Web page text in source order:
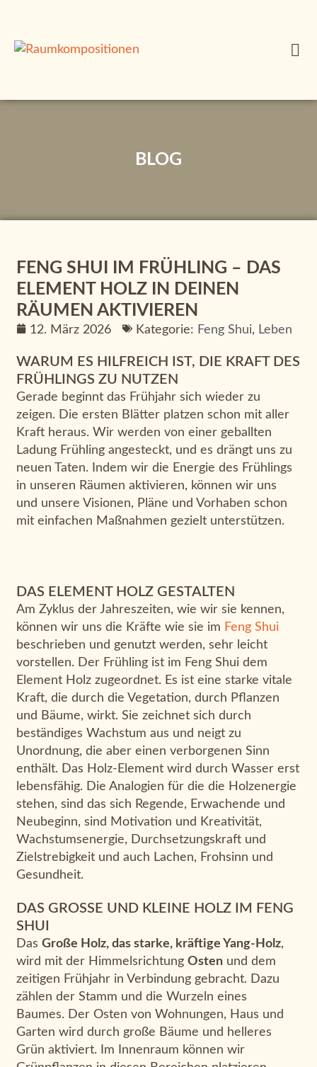
BLOG
FENG SHUI IM FRÜHLING – DAS
ELEMENT HOLZ IN DEINEN
RÄUMEN AKTIVIEREN
12. März 2026 Kategorie: Feng Shui, Leben
WARUM ES HILFREICH IST, DIE KRAFT DES
FRÜHLINGS ZU NUTZEN
Gerade beginnt das Frühjahr sich wieder zu
zeigen. Die ersten Blätter platzen schon mit aller
Kraft heraus. Wir werden von einer geballten
Ladung Frühling angesteckt, und es drängt uns zu
neuen Taten. Indem wir die Energie des Frühlings
in unseren Räumen aktivieren, können wir uns
und unsere Visionen, Pläne und Vorhaben schon
mit einfachen Maßnahmen gezielt unterstützen.
DAS ELEMENT HOLZ GESTALTEN
Am Zyklus der Jahreszeiten, wie wir sie kennen,
können wir uns die Kräfte wie sie im Feng Shui
beschrieben und genutzt werden, sehr leicht
vorstellen. Der Frühling ist im Feng Shui dem
Element Holz zugeordnet. Es ist eine starke vitale
Kraft, die durch die Vegetation, durch Pflanzen
und Bäume, wirkt. Sie zeichnet sich durch
beständiges Wachstum aus und neigt zu
Unordnung, die aber einen verborgenen Sinn
enthält. Das Holz-Element wird durch Wasser erst
lebensfähig. Die Analogien für die die Holzenergie
stehen, sind das sich Regende, Erwachende und
Neubeginn, sind Motivation und Kreativität,
Wachstumsenergie, Durchsetzungskraft und
Zielstrebigkeit und auch Lachen, Frohsinn und
Gesundheit.
DAS GROSSE UND KLEINE HOLZ IM FENG S
HUI
Das Große Holz, das starke, kräftige Yang-Holz,
wird mit der Himmelsrichtung Osten und dem
zeitigen Frühjahr in Verbindung gebracht. Dazu
zählen der Stamm und die Wurzeln eines
Baumes. Der Osten von Wohnungen, Haus und
Garten wird durch große Bäume und helleres
Grün aktiviert. Im Innenraum können wir